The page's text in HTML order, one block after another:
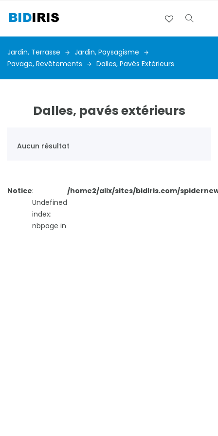
Jardin, Terrasse
Jardin, Paysagisme
Pavage, Revêtements
Dalles, Pavés Extérieurs
Dalles, pavés extérieurs
Aucun résultat
Notice:
Undefined
index:
nbpage in
/home2/alix/sites/bidiris.com/